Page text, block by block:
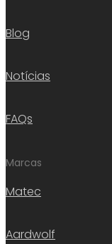
Blog
Notícias
FAQs
Marcas
Matec
Aardwolf